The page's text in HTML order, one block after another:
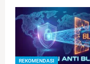
REKOMENDASI